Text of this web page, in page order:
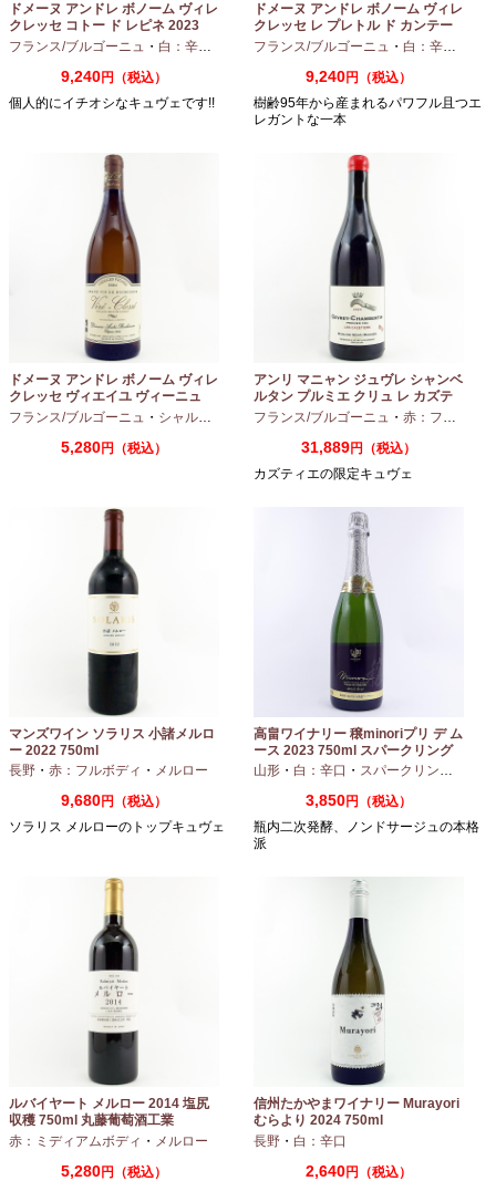
ドメーヌ アンドレ ボノーム ヴィレ
クレッセ コトー ド レピネ 2023
750ml
フランス/ブルゴーニュ ・ 白：辛口 シャルドネ
9,240円（税込）
個人的にイチオシなキュヴェです!!
ドメーヌ アンドレ ボノーム ヴィレ
クレッセ レ プレトル ド カンテー
ヌ 2023 750ml
フランス/ブルゴーニュ ・ 白：辛口
9,240円（税込）
樹齢95年から産まれるパワフル且つエ
レガントな一本
ドメーヌ アンドレ ボノーム ヴィレ
クレッセ ヴィエイユ ヴィーニュ
2024 750ml
フランス/ブルゴーニュ ・ シャルドネ
5,280円（税込）
アンリ マニャン ジュヴレ シャンベ
ルタン プルミエ クリュ レ カズテ
ィエ エルバージュ 24 モワ 2023
フランス/ブルゴーニュ ・ 赤：フルボディ
31,889円（税込）
カズティエの限定キュヴェ
マンズワイン ソラリス 小諸メルロ
ー 2022 750ml
長野 ・ 赤：フルボディ ・ メルロー
9,680円（税込）
ソラリス メルローのトップキュヴェ
高畠ワイナリー 穣minoriプリ デ ム
ース 2023 750ml スパークリング
ワイン
山形 ・ 白：辛口 ・ スパークリングワイン
3,850円（税込）
瓶内二次発酵、ノンドサージュの本格
派
ルバイヤート メルロー 2014 塩尻
収穫 750ml 丸藤葡萄酒工業
赤：ミディアムボディ ・ メルロー
5,280円（税込）
信州たかやまワイナリー Murayori
むらより 2024 750ml
長野 ・ 白：辛口
2,640円（税込）